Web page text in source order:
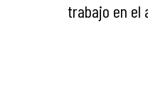
trabajo en el